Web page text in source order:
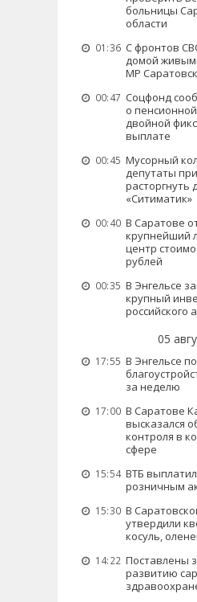
больницы
области
01:36 С фронтов
домой
МР
00:47 Соцфонд
о
двойной
выплате
00:45 Мусорный
депутаты
расторгнуть
«Ситиматик»
00:40 В Саратове
крупнейший
центр
рублей
00:35 В Энгельсе
крупный
российского
05
17:55 В Энгельсе
за неделю
17:00 В Саратове
высказался
контроля в
сфере
15:54 ВТБ
розничным
15:30 В
утвердили
косуль,
14:22 Поставлены
развитию